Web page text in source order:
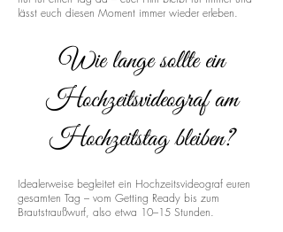
lässt euch diesen Moment immer wieder erleben.
Wie lange sollte ein
Hochzeitsvideograf am
Hochzeitstag bleiben?
Idealerweise begleitet ein Hochzeitsvideograf euren
gesamten Tag – vom Getting Ready bis zum
Brautstraußwurf, also etwa 10–15 Stunden.